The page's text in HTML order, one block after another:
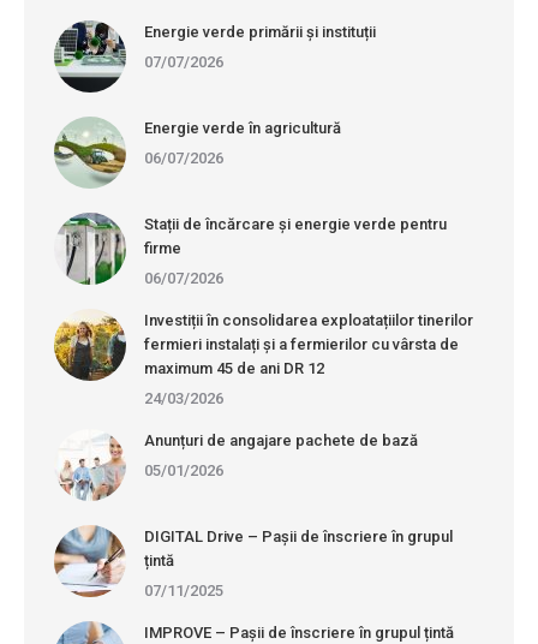
Energie verde primării și instituții
07/07/2026
Energie verde în agricultură
06/07/2026
Stații de încărcare și energie verde pentru
firme
06/07/2026
Investiții în consolidarea exploatațiilor tinerilor
fermieri instalați și a fermierilor cu vârsta de
maximum 45 de ani DR 12
24/03/2026
Anunțuri de angajare pachete de bază
05/01/2026
DIGITAL Drive – Pașii de înscriere în grupul
țintă
07/11/2025
IMPROVE – Pașii de înscriere în grupul țintă